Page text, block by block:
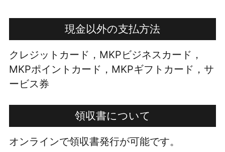
現金以外の支払方法
クレジットカード，MKPビジネスカード，
MKPポイントカード，MKPギフトカード，サ
ービス券
領収書について
オンラインで領収書発行が可能です。